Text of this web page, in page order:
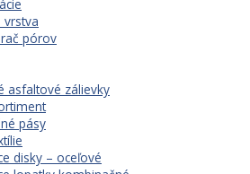
vrstva
pórov
asfaltové zálievky
pásy
disky – oceľové